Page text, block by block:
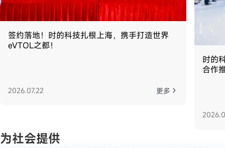
签约落地！时的科技扎根上海，携手打造世界
eVTOL之都！
2026.07.22 更多
时的
合作
为社会提供